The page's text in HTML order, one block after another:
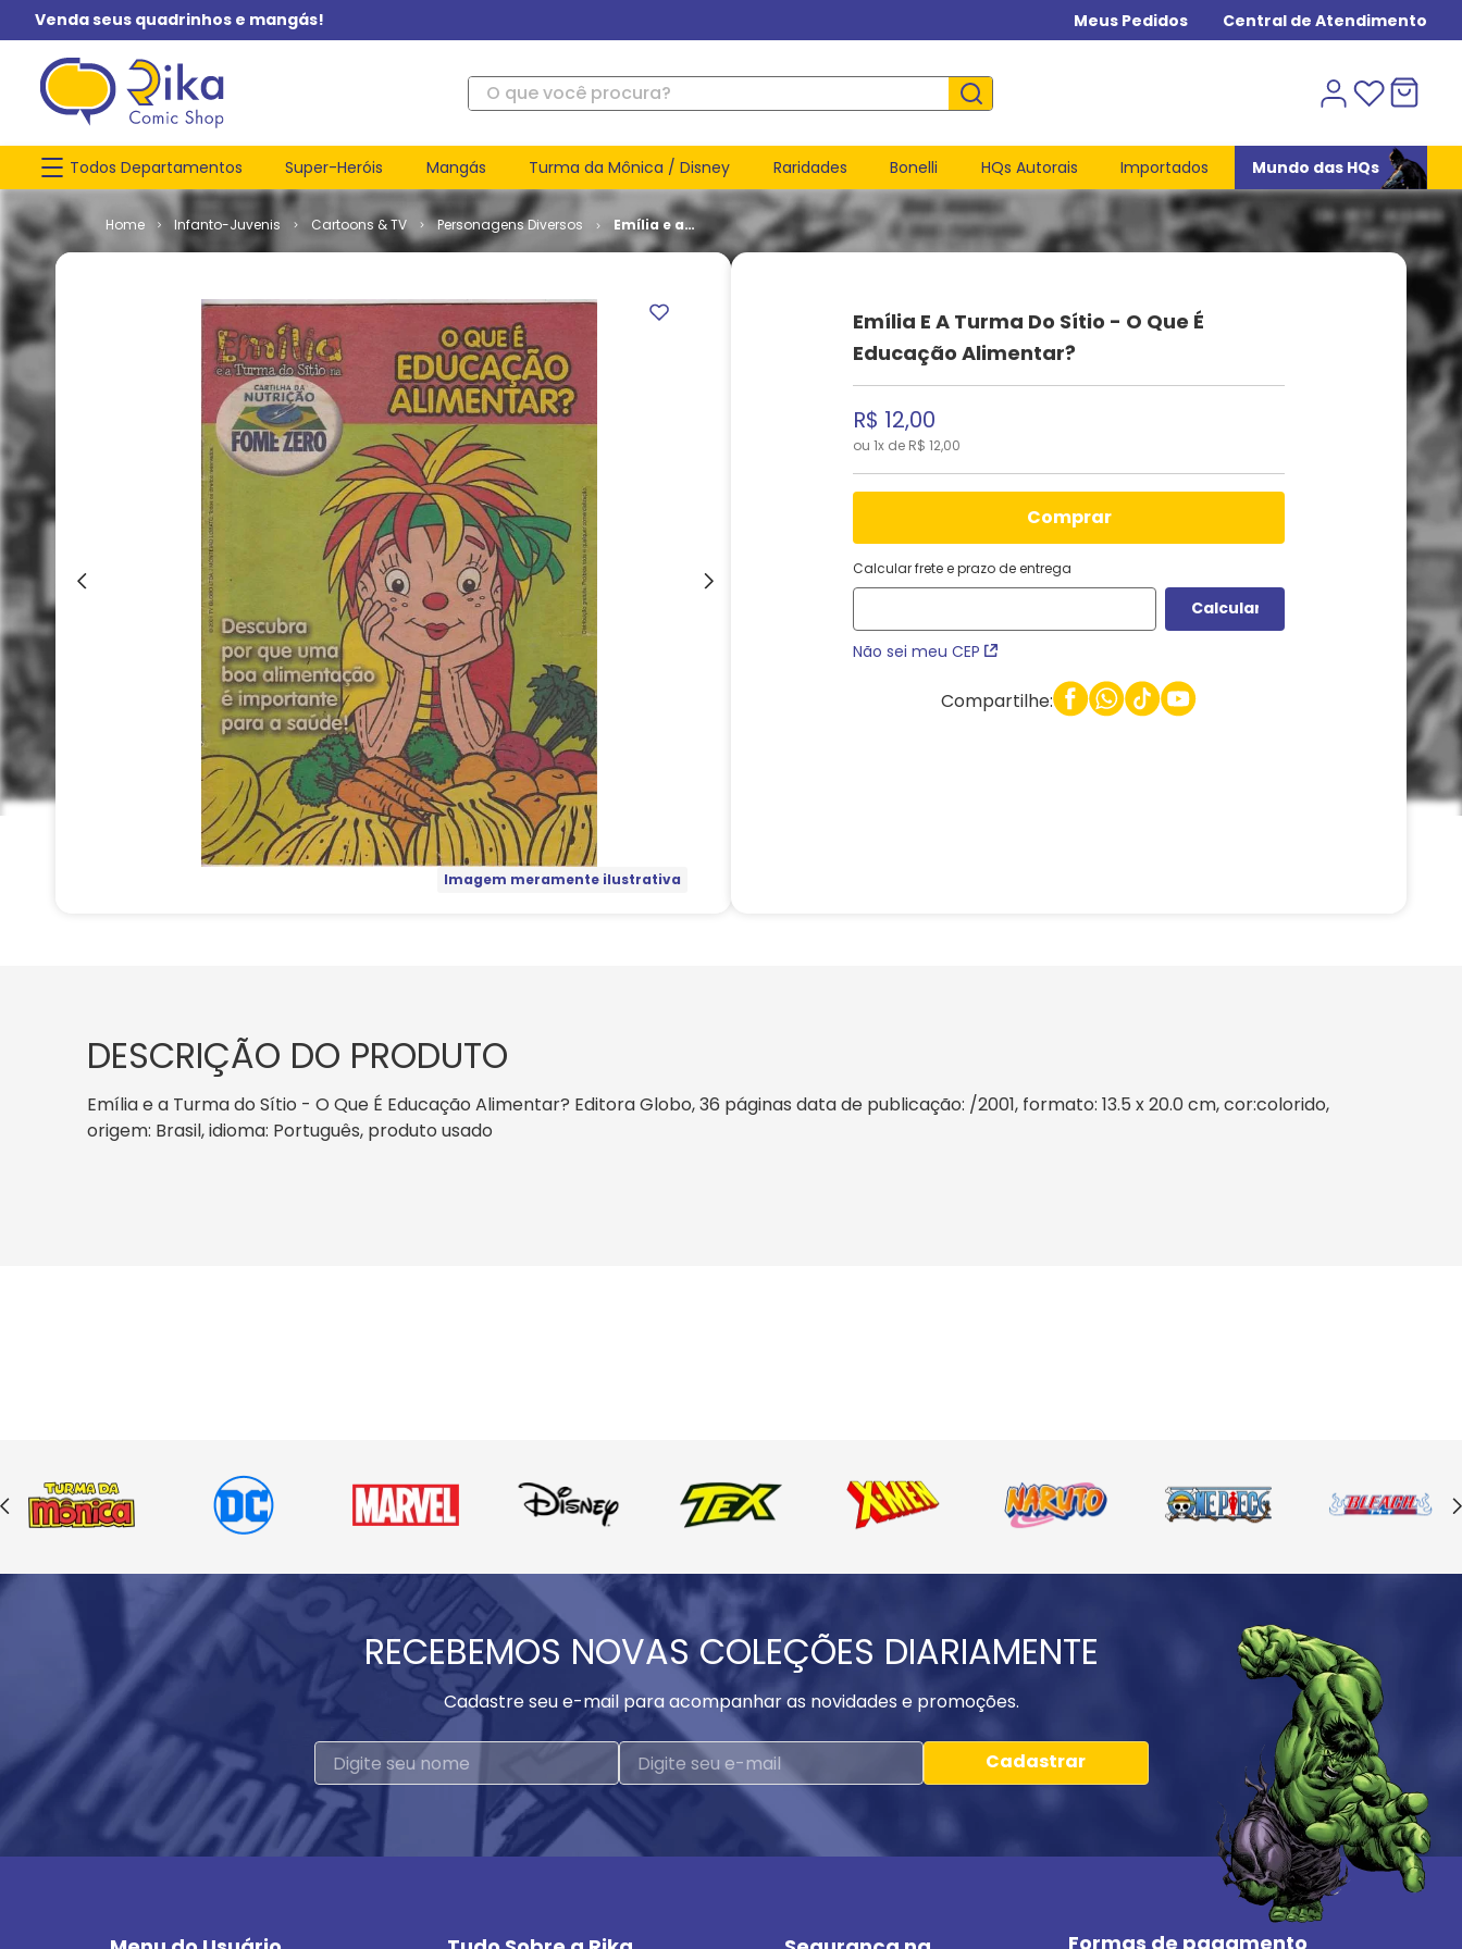
Venda seus quadrinhos e mangás! Meus Pedidos Central de Atendimento
O que você procura?
Todos Departamentos Super-Heróis Mangás Turma da Mônica / Disney Raridades Bonelli HQs Autorais Importados Mundo das HQs
Infanto-Juvenis Cartoons & TV Personagens Diversos
Emília e a
Turma do
Educação
Alimentar?
Imagem meramente ilustrativa
Emília E A Turma Do Sítio - O Que É
Educação Alimentar?
R$ 12,00
ou 1x de R$ 12,00
comprar
Calcular frete e prazo de entrega
Não sei meu CEP
Compartilhe:
DESCRIÇÃO DO PRODUTO
Emília e a Turma do Sítio - O Que É Educação Alimentar? Editora Globo, 36 páginas data de publicação: /2001, formato: 13.5 x 20.0 cm, cor:colorido,
origem: Brasil, idioma: Português, produto usado
RECEBEMOS NOVAS COLEÇÕES DIARIAMENTE
Cadastre seu e-mail para acompanhar as novidades e promoções.
Cadastrar
Formas de pagamento